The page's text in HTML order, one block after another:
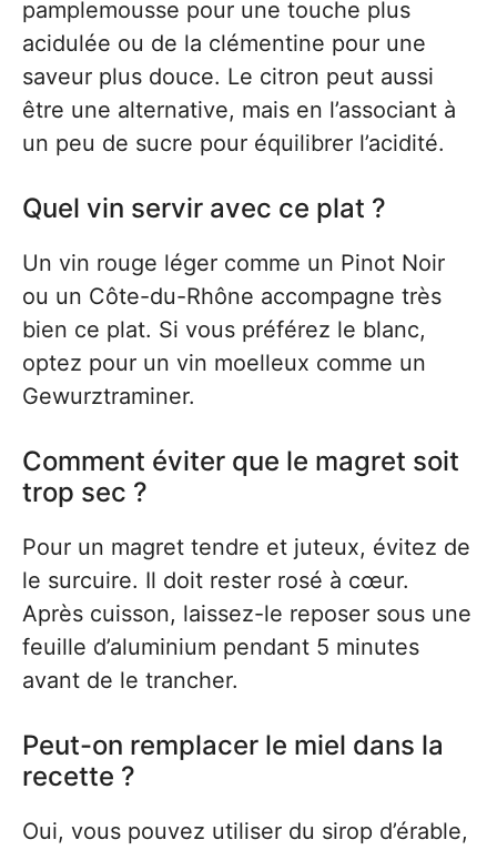
pamplemousse pour une touche plus
acidulée ou de la clémentine pour une
saveur plus douce. Le citron peut aussi
être une alternative, mais en l’associant à
un peu de sucre pour équilibrer l’acidité.
Quel vin servir avec ce plat ?
Un vin rouge léger comme un Pinot Noir
ou un Côte-du-Rhône accompagne très
bien ce plat. Si vous préférez le blanc,
optez pour un vin moelleux comme un
Gewurztraminer.
Comment éviter que le magret soit
trop sec ?
Pour un magret tendre et juteux, évitez de
le surcuire. Il doit rester rosé à cœur.
Après cuisson, laissez-le reposer sous une
feuille d’aluminium pendant 5 minutes
avant de le trancher.
Peut-on remplacer le miel dans la
recette ?
Oui, vous pouvez utiliser du sirop d’érable,